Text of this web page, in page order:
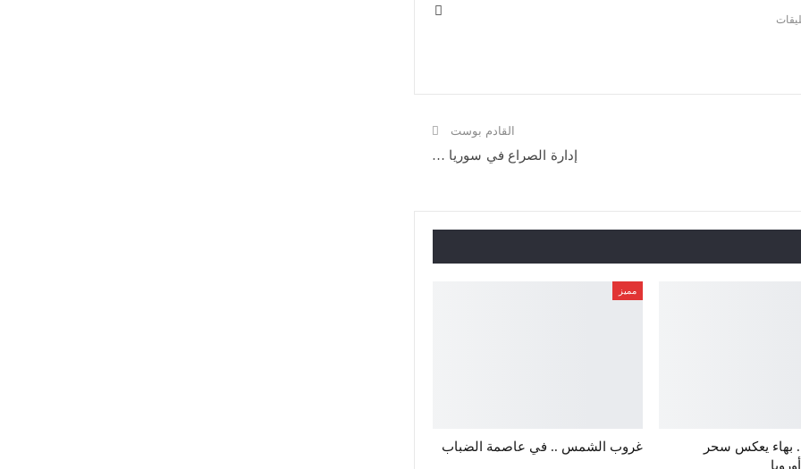
القادم بوست
إدارة الصراع في سوريا …
بهاء يعكس سحر
مميز
غروب الشمس .. في عاصمة الضباب